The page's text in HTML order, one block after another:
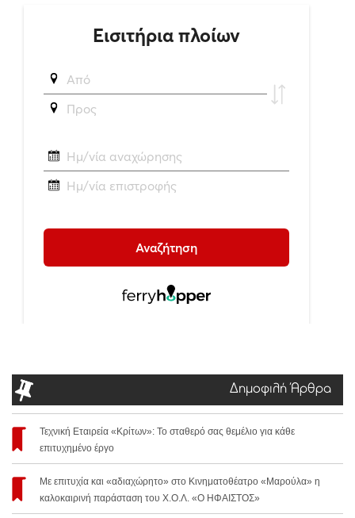
Δημοφιλή Άρθρα
Τεχνική Εταιρεία «Κρίτων»: Το σταθερό σας θεμέλιο για κάθε
επιτυχημένο έργο
Με επιτυχία και «αδιαχώρητο» στο Κινηματοθέατρο «Μαρούλα» η
καλοκαιρινή παράσταση του Χ.Ο.Λ. «Ο ΗΦΑΙΣΤΟΣ»